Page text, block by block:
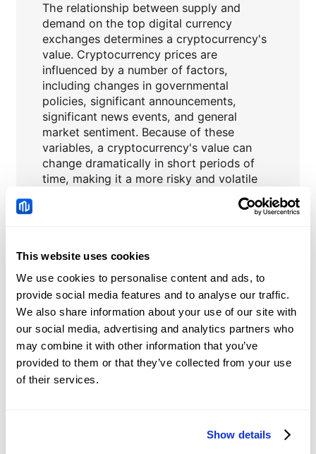
This website uses cookies
We use cookies to personalise content and ads, to
provide social media features and to analyse our traffic.
We also share information about your use of our site with
our social media, advertising and analytics partners who
may combine it with other information that you’ve
provided to them or that they’ve collected from your use
of their services.
Show details
The relationship between supply and
demand on the top digital currency
exchanges determines a cryptocurrency's
value. Cryptocurrency prices are
influenced by a number of factors,
including changes in governmental
policies, significant announcements,
significant news events, and general
market sentiment. Because of these
variables, a cryptocurrency's value can
change dramatically in short periods of
time, making it a more risky and volatile
CRVUSDBerita
Tiongkok: Permintaan
kredit dan tren likuiditas
– DBS
2026-08-08 05:51:40 (GMT+0)
Perdagangan dalam